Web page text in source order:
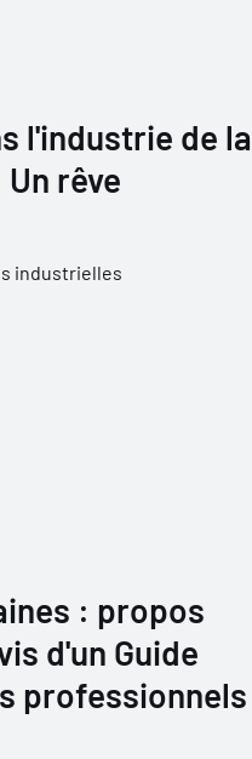
l'industrie de la
rêve
industrielles
: propos
d'un Guide
professionnels